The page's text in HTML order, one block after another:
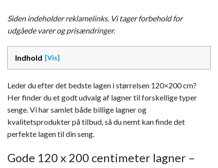
Siden indeholder reklamelinks. Vi tager forbehold for
udgåede varer og prisændringer.
Indhold
Leder du efter det bedste lagen i størrelsen 120×200 cm?
Her finder du et godt udvalg af lagner til forskellige typer
senge. Vi har samlet både billige lagner og
kvalitetsprodukter på tilbud, så du nemt kan finde det
perfekte lagen til din seng.
Gode 120 x 200 centimeter lagner –